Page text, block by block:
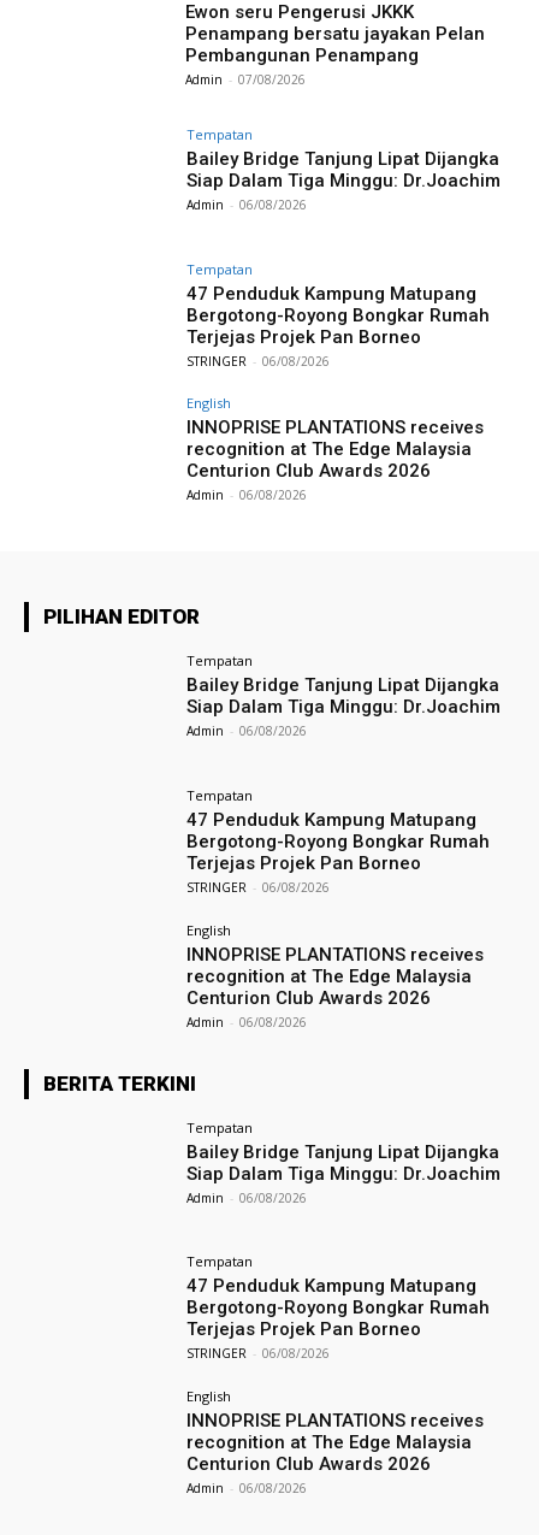
Ewon seru Pengerusi JKKK
Penampang bersatu jayakan Pelan
Pembangunan Penampang
Admin - 07/08/2026
Tempatan
Bailey Bridge Tanjung Lipat Dijangka
Siap Dalam Tiga Minggu: Dr.Joachim
Admin - 06/08/2026
Tempatan
47 Penduduk Kampung Matupang
Bergotong-Royong Bongkar Rumah
Terjejas Projek Pan Borneo
STRINGER - 06/08/2026
English
INNOPRISE PLANTATIONS receives
recognition at The Edge Malaysia
Centurion Club Awards 2026
Admin - 06/08/2026
PILIHAN EDITOR
Tempatan
Bailey Bridge Tanjung Lipat Dijangka
Siap Dalam Tiga Minggu: Dr.Joachim
Admin - 06/08/2026
Tempatan
47 Penduduk Kampung Matupang
Bergotong-Royong Bongkar Rumah
Terjejas Projek Pan Borneo
STRINGER - 06/08/2026
English
INNOPRISE PLANTATIONS receives
recognition at The Edge Malaysia
Centurion Club Awards 2026
Admin - 06/08/2026
BERITA TERKINI
Tempatan
Bailey Bridge Tanjung Lipat Dijangka
Siap Dalam Tiga Minggu: Dr.Joachim
Admin - 06/08/2026
Tempatan
47 Penduduk Kampung Matupang
Bergotong-Royong Bongkar Rumah
Terjejas Projek Pan Borneo
STRINGER - 06/08/2026
English
INNOPRISE PLANTATIONS receives
recognition at The Edge Malaysia
Centurion Club Awards 2026
Admin - 06/08/2026